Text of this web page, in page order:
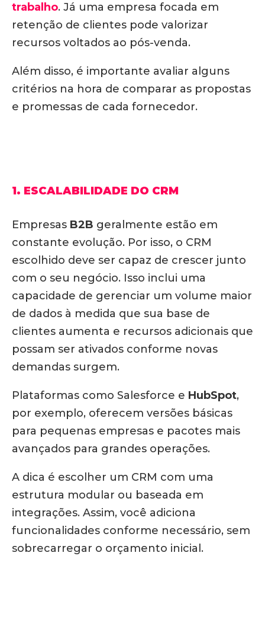
trabalho. Já uma empresa focada em
retenção de clientes pode valorizar
recursos voltados ao pós-venda.
Além disso, é importante avaliar alguns
critérios na hora de comparar as propostas
e promessas de cada fornecedor.
1. ESCALABILIDADE DO CRM
Empresas B2B geralmente estão em
constante evolução. Por isso, o CRM
escolhido deve ser capaz de crescer junto
com o seu negócio. Isso inclui uma
capacidade de gerenciar um volume maior
de dados à medida que sua base de
clientes aumenta e recursos adicionais que
possam ser ativados conforme novas
demandas surgem.
Plataformas como Salesforce e HubSpot,
por exemplo, oferecem versões básicas
para pequenas empresas e pacotes mais
avançados para grandes operações.
A dica é escolher um CRM com uma
estrutura modular ou baseada em
integrações. Assim, você adiciona
funcionalidades conforme necessário, sem
sobrecarregar o orçamento inicial.